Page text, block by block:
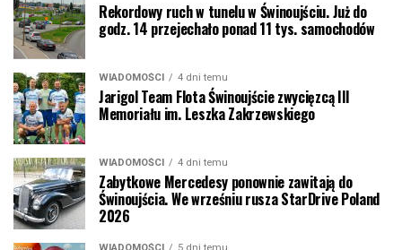
Rekordowy ruch w tunelu w Świnoujściu. Już do
godz. 14 przejechało ponad 11 tys. samochodów
WIADOMOŚCI 4 dni temu
Jarigol Team Flota Świnoujście zwycięzcą III
Memoriału im. Leszka Zakrzewskiego
WIADOMOŚCI 4 dni temu
Zabytkowe Mercedesy ponownie zawitają do
Świnoujścia. We wrześniu rusza StarDrive Poland
2026